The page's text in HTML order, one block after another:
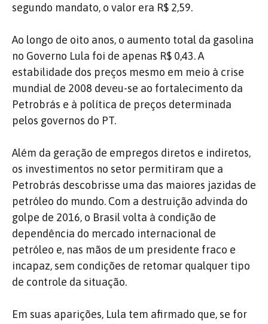
segundo mandato, o valor era R$ 2,59.
Ao longo de oito anos, o aumento total da gasolina
no Governo Lula foi de apenas R$ 0,43. A
estabilidade dos preços mesmo em meio à crise
mundial de 2008 deveu-se ao fortalecimento da
Petrobrás e à política de preços determinada
pelos governos do PT.
Além da geração de empregos diretos e indiretos,
os investimentos no setor permitiram que a
Petrobrás descobrisse uma das maiores jazidas de
petróleo do mundo. Com a destruição advinda do
golpe de 2016, o Brasil volta à condição de
dependência do mercado internacional de
petróleo e, nas mãos de um presidente fraco e
incapaz, sem condições de retomar qualquer tipo
de controle da situação.
Em suas aparições, Lula tem afirmado que, se for